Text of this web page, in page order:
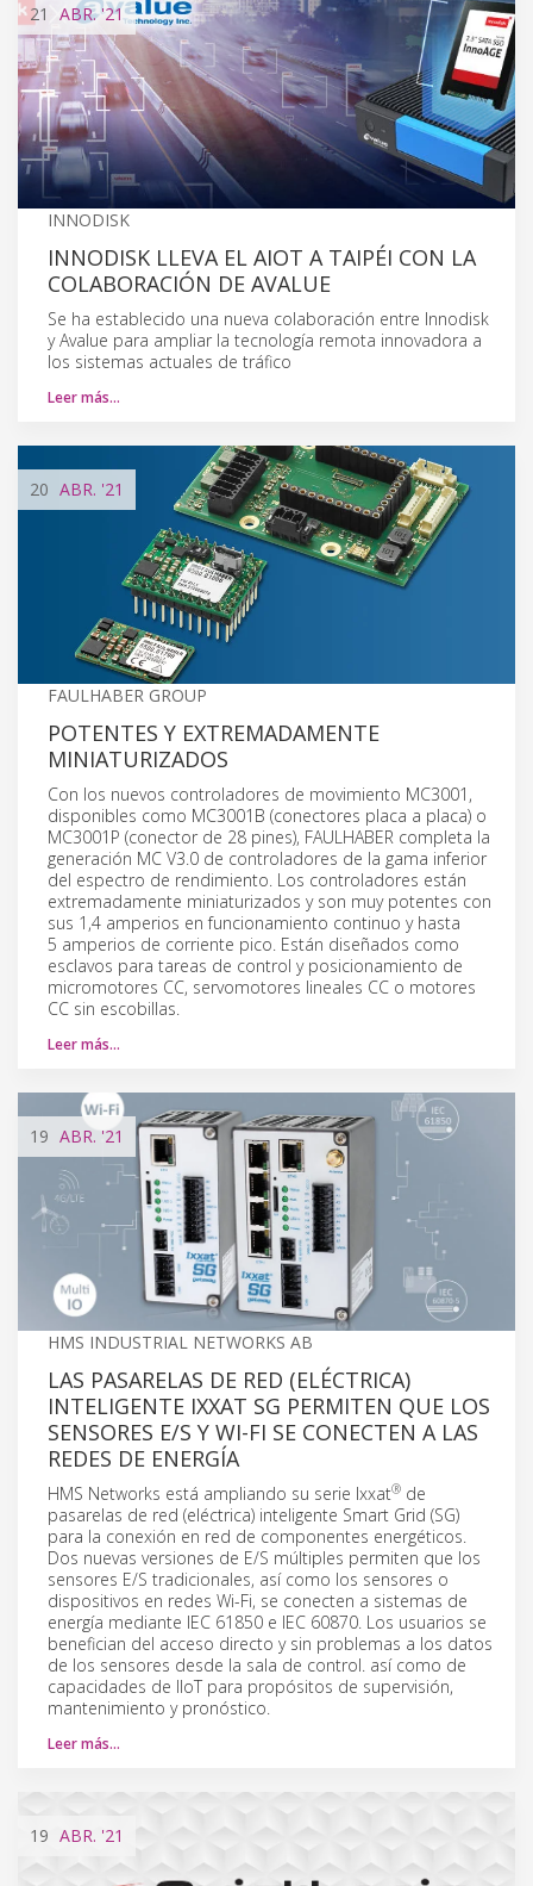
21 ABR.'21
INNODISK
INNODISK LLEVA EL AIOT A TAIPÉI CON LA
COLABORACIÓN DE AVALUE
Se ha establecido una nueva colaboración entre Innodisk
y Avalue para ampliar la tecnología remota innovadora a
los sistemas actuales de tráfico
Leer más…
20 ABR. '21
FAULHABER GROUP
POTENTES Y EXTREMADAMENTE
MINIATURIZADOS
Con los nuevos controladores de movimiento MC3001,
disponibles como MC3001B (conectores placa a placa) o
MC3001P (conector de 28 pines), FAULHABER completa la
generación MC V3.0 de controladores de la gama inferior
del espectro de rendimiento. Los controladores están
extremadamente miniaturizados y son muy potentes con
sus 1,4 amperios en funcionamiento continuo y hasta
5 amperios de corriente pico. Están diseñados como
esclavos para tareas de control y posicionamiento de
micromotores CC, servomotores lineales CC o motores
CC sin escobillas.
Leer más…
19 ABR. '21
HMS INDUSTRIAL NETWORKS AB
LAS PASARELAS DE RED (ELÉCTRICA)
INTELIGENTE IXXAT SG PERMITEN QUE LOS
SENSORES E/S Y WI-FI SE CONECTEN A LAS
REDES DE ENERGÍA
HMS Networks está ampliando su serie Ixxat® de
pasarelas de red (eléctrica) inteligente Smart Grid (SG)
para la conexión en red de componentes energéticos.
Dos nuevas versiones de E/S múltiples permiten que los
sensores E/S tradicionales, así como los sensores o
dispositivos en redes Wi-Fi, se conecten a sistemas de
energía mediante IEC 61850 e IEC 60870. Los usuarios se
benefician del acceso directo y sin problemas a los datos
de los sensores desde la sala de control. así como de
capacidades de IIoT para propósitos de supervisión,
mantenimiento y pronóstico.
Leer más…
19 ABR. '21